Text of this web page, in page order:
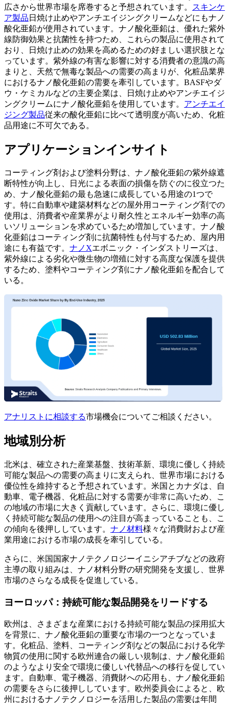
広さから世界市場を席巻すると予想されています。
スキンケ
ア製品 日焼け止めやアンチエイジングクリームなどにもナノ
酸化亜鉛が使用されています。ナノ酸化亜鉛は、優れた紫外
線防御効果と抗菌性を持つため、これらの製品に使用されて
おり、日焼け止めの効果を高めるための好ましい選択肢とな
っています。紫外線の有害な影響に対する消費者の意識の高
まりと、天然で無毒な製品への需要の高まりが、化粧品業界
におけるナノ酸化亜鉛の需要を牽引しています。BASFやダ
ウ・ケミカルなどの主要企業は、日焼け止めやアンチエイジ
ングクリームにナノ酸化亜鉛を使用しています。 アンチエイ
ジング製品従来の酸化亜鉛に比べて透明度が高いため、化粧
品用途に不可欠である。
アプリケーションインサイト
コーティング剤および塗料分野は、ナノ酸化亜鉛の紫外線遮
断特性が向上し、日光による表面の損傷を防ぐのに役立つた
め、ナノ酸化亜鉛の最も急速に成長している用途の1つで
す。特に自動車や建築材料などの屋外用コーティング剤での
使用は、消費者や産業界がより耐久性とエネルギー効率の高
いソリューションを求めているため増加しています。ナノ酸
化亜鉛はコーティング剤に抗菌特性も付与するため、屋内用
途にも有益です。 ナノXエボニック・インダストリーズは、
紫外線による劣化や微生物の増殖に対する高度な保護を提供
するため、塗料やコーティング剤にナノ酸化亜鉛を配合して
いる。
アナリストに相談する市場機会についてご相談ください。
地域別分析
北米は、確立された産業基盤、技術革新、環境に優しく持続
可能な製品への需要の高まりに支えられ、世界市場における
優位性を維持すると予想されています。米国とカナダは、自
動車、電子機器、化粧品に対する需要が非常に高いため、こ
の地域の市場に大きく貢献しています。さらに、環境に優し
く持続可能な製品の使用への注目が高まっていることも、こ
の傾向を後押ししています。 ナノ材料様々な消費財および産
業用途における市場の成長を牽引している。
さらに、米国国家ナノテクノロジーイニシアチブなどの政府
主導の取り組みは、ナノ材料分野の研究開発を支援し、世界
市場のさらなる成長を促進している。
ヨーロッパ：持続可能な製品開発をリードする
欧州は、さまざまな産業における持続可能な製品の採用拡大
を背景に、ナノ酸化亜鉛の重要な市場の一つとなっていま
す。化粧品、塗料、コーティング剤などの製品における化学
物質の使用に関する欧州連合の厳しい規制は、ナノ酸化亜鉛
のようなより安全で環境に優しい代替品への移行を促してい
ます。自動車、電子機器、消費財への応用も、ナノ酸化亜鉛
の需要をさらに後押ししています。欧州委員会によると、欧
州におけるナノテクノロジーを活用した製品の需要は年間